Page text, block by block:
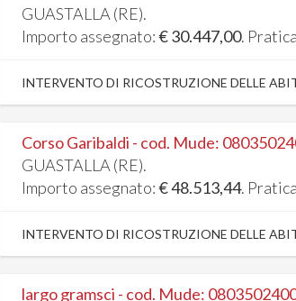
GUASTALLA (RE).
Importo assegnato:€ 30.447,00.
INTERVENTO DI RICOSTRUZIONE DELLE
Corso Garibaldi - cod. Mude:
GUASTALLA (RE).
Importo assegnato:€ 48.513,44.
INTERVENTO DI RICOSTRUZIONE DELLE
largo gramsci - cod. Mude: